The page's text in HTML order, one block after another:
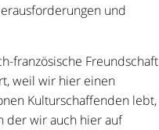
und
französische Freundschaft
weil wir hier einen
Kulturschaffenden lebt,
der wir auch hier auf